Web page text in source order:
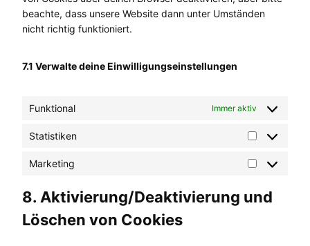
c
p
r
v
n
s
beachte, dass unsere Website dann unter Umständen
nicht richtig funktioniert.
7.1 Verwalte deine Einwilligungseinstellungen
Funktional Immer aktiv
Statistiken
S
t
i
Marketing
M
r
8. Aktivierung/Deaktivierung und
Löschen von Cookies